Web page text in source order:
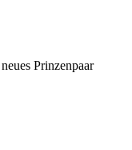
Prinzenpaar